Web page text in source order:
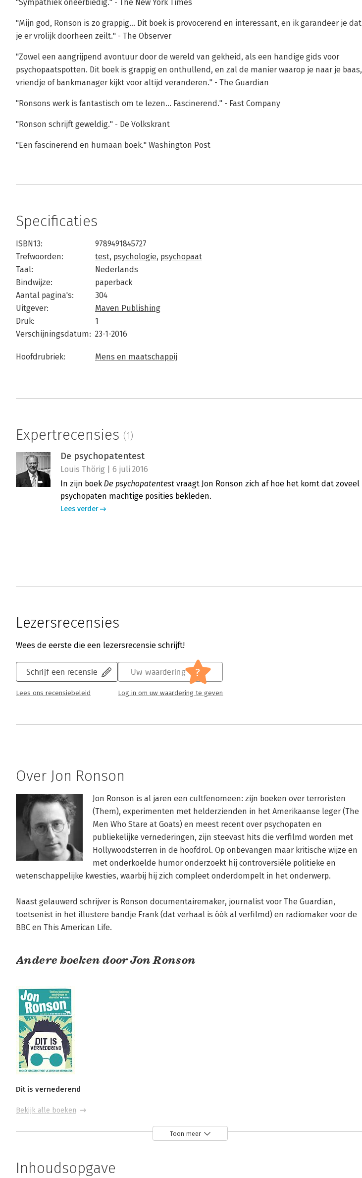
"Sympathiek oneerbiedig." - The New York Times
"Mijn god, Ronson is zo grappig... Dit boek is provocerend en interessant, en ik garandeer je dat
je er vrolijk doorheen zeilt." - The Observer
"Zowel een aangrijpend avontuur door de wereld van gekheid, als een handige gids voor
psychopaatspotten. Dit boek is grappig en onthullend, en zal de manier waarop je naar je baas,
vriendje of bankmanager kijkt voor altijd veranderen." - The Guardian
"Ronsons werk is fantastisch om te lezen... Fascinerend." - Fast Company
"Ronson schrijft geweldig." - De Volkskrant
"Een fascinerend en humaan boek." Washington Post
Specificaties
ISBN13:
9789491845727
Trefwoorden:
test, psychologie, psychopaat
Taal:
Nederlands
Bindwijze:
paperback
Aantal pagina's:
304
Uitgever:
Maven Publishing
Druk:
1
Verschijningsdatum: 23-1-2016
Hoofdrubriek: Mens en maatschappij
Expertrecensies (1)
De psychopatentest
Louis Thörig | 6 juli 2016
In zijn boek De psychopatentest vraagt Jon Ronson zich af hoe het komt dat zoveel
psychopaten machtige posities bekleden.
Lees verder
Lezersrecensies
Wees de eerste die een lezersrecensie schrijft!
Schrijf een recensie
Lees ons recensiebeleid
Uw waardering ?
Log in om uw waardering te geven
Over Jon Ronson
Jon Ronson is al jaren een cultfenomeen: zijn boeken over terroristen
(Them), experimenten met helderzienden in het Amerikaanse leger (The
Men Who Stare at Goats) en meest recent over psychopaten en
publiekelijke vernederingen, zijn steevast hits die verfilmd worden met
Hollywoodsterren in de hoofdrol. Op onbevangen maar kritische wijze en
met onderkoelde humor onderzoekt hij controversiële politieke en
wetenschappelijke kwesties, waarbij hij zich compleet onderdompelt in het onderwerp.
Naast gelauwerd schrijver is Ronson documentairemaker, journalist voor The Guardian,
toetsenist in het illustere bandje Frank (dat verhaal is óók al verfilmd) en radiomaker voor de
BBC en This American Life.
Andere boeken door Jon Ronson
Dit is vernederend
Bekijk alle boeken
Toon meer
Inhoudsopgave